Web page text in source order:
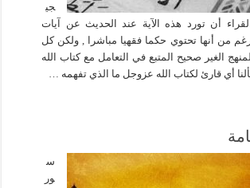
جي
أن تورد هذه الآية عند الحديث عن آيات
من أنها تحتوي حكما فقهيا مباشرا , ولكن كل
الغير صحيح المتبع في التعامل مع كتاب الله
أي قارئ لكتاب الله عزوجل ما الذي تفهمه …
س
ور